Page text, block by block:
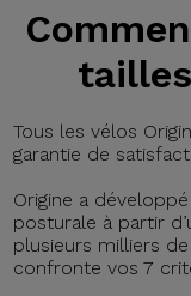
Tous les vélos
garantie de
Origine a
posturale à partir
plusieurs milliers
confronte vos 7